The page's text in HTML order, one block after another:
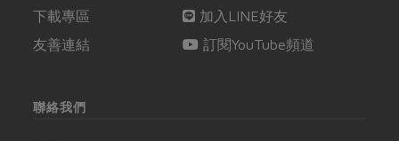
下載專區
友善連結
加入LINE好友
訂閱YouTube頻道
聯絡我們